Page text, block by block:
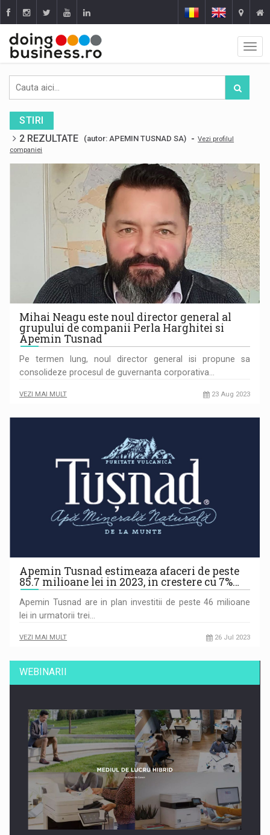
STIRI
2 REZULTATE
(autor: APEMIN TUSNAD SA) - Vezi profilul
companiei
Mihai Neagu este noul director general al
grupului de companii Perla Harghitei si
Apemin Tusnad
Pe termen lung, noul director general isi propune sa
consolideze procesul de guvernanta corporativa…
VEZI MAI MULT 23 Aug 2023
Apemin Tusnad estimeaza afaceri de peste
85.7 milioane lei in 2023, in crestere cu 7%…
Apemin Tusnad are in plan investitii de peste 46 milioane
lei in urmatorii trei…
VEZI MAI MULT 26 Jul 2023
WEBINARII